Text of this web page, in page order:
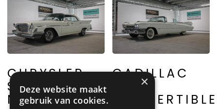
CHRYSLER
SERIE II
NEWPORT
CADILLAC
×
Deze website maakt
gebruik van cookies.